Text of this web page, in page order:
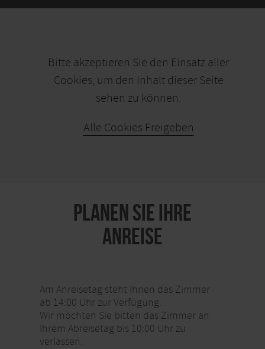
Bitte akzeptieren Sie den Einsatz aller
Cookies, um den Inhalt dieser Seite
sehen zu können.
Alle Cookies Freigeben
PLANEN SIE IHRE
ANREISE
Am Anreisetag steht Ihnen das Zimmer
ab 14:00 Uhr zur Verfügung.
Wir möchten Sie bitten das Zimmer an
Ihrem Abreisetag bis 10:00 Uhr zu
verlassen.